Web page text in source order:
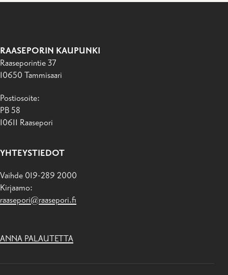
RAASEPORIN KAUPUNKI
Raaseporintie 37
10650 Tammisaari
Postiosoite:
PB 58
10611 Raasepori
YHTEYSTIEDOT
Vaihde 019-289 2000
Kirjaamo:
raasepori@raasepori.fi
ANNA PALAUTETTA